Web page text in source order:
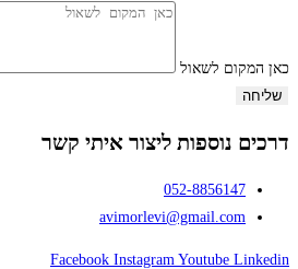
כאן המקום לשאול
שליחה
דרכים נוספות ליצור איתי קשר
052-8856147
avimorlevi@gmail.com
Facebook Instagram Youtube Linkedin